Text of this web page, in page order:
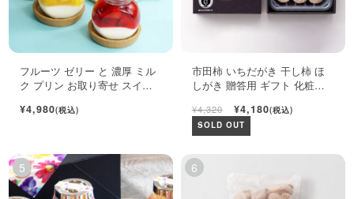
フルーツ ゼリー と 濃厚 ミル
ク プリン お取り寄せ スイー
¥4,980(税込)
市田柿 いちだがき 干し柿 ほ
しがき 贈答用 ギフト 化粧箱
¥4,320 ¥4,180(税込)
SOLD OUT